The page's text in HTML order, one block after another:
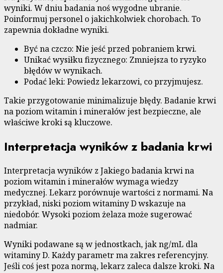
wyniki. W dniu badania noś wygodne ubranie.
Poinformuj personel o jakichkolwiek chorobach. To
zapewnia dokładne wyniki.
Być na czczo: Nie jeść przed pobraniem krwi.
Unikać wysiłku fizycznego: Zmniejsza to ryzyko
błędów w wynikach.
Podać leki: Powiedz lekarzowi, co przyjmujesz.
Takie przygotowanie minimalizuje błędy. Badanie krwi
na poziom witamin i minerałów jest bezpieczne, ale
właściwe kroki są kluczowe.
Interpretacja wyników z badania krwi
Interpretacja wyników z Jakiego badania krwi na
poziom witamin i minerałów wymaga wiedzy
medycznej. Lekarz porównuje wartości z normami. Na
przykład, niski poziom witaminy D wskazuje na
niedobór. Wysoki poziom żelaza może sugerować
nadmiar.
Wyniki podawane są w jednostkach, jak ng/mL dla
witaminy D. Każdy parametr ma zakres referencyjny.
Jeśli coś jest poza normą, lekarz zaleca dalsze kroki. Na